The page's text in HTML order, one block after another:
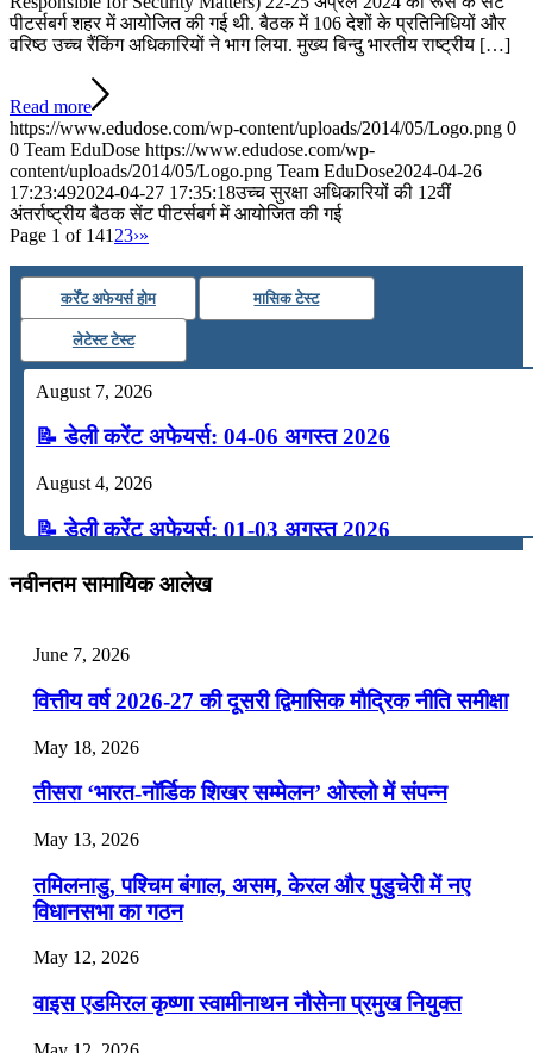
पीटर्सबर्ग शहर में आयोजित की गई थी. बैठक में 106 देशों के प्रतिनिधियों और
वरिष्ठ उच्च रैंकिंग अधिकारियों ने भाग लिया. मुख्य बिन्दु भारतीय राष्ट्रीय […]
Read more
https://www.edudose.com/wp-content/uploads/2014/05/Logo.png 0
0 Team EduDose https://www.edudose.com/wp-
content/uploads/2014/05/Logo.png Team EduDose2024-04-26
17:23:492024-04-27 17:35:18उच्च सुरक्षा अधिकारियों की 12वीं
अंतर्राष्ट्रीय बैठक सेंट पीटर्सबर्ग में आयोजित की गई
Page 1 of 141 23›»
कर्रेंट अफेयर्स होम मासिक टेस्ट
लेटेस्ट टेस्ट
August 7, 2026
📝 डेली करेंट अफेयर्स: 04-06 अगस्त 2026
August 4, 2026
📝 डेली करेंट अफेयर्स: 01-03 अगस्त 2026
July 31, 2026
July 28, 2026
📝 डेली करेंट अफेयर्स: 25-27 जुलाई 2026
July 25, 2026
📝 डेली करेंट अफेयर्स: 22-24 जुलाई 2026
July 22, 2026
📝 डेली करेंट अफेयर्स: 19-21 जुलाई 2026
📝 डेली करेंट अफेयर्स: 16-18 जुलाई 2026
नवीनतम सामायिक आलेख
June 7, 2026
वित्तीय वर्ष 2026-27 की दूसरी द्विमासिक मौद्रिक नीति समीक्षा
May 18, 2026
तीसरा ‘भारत-नॉर्डिक शिखर सम्मेलन’ ओस्लो में संपन्न
May 13, 2026
तमिलनाडु, पश्चिम बंगाल, असम, केरल और पुडुचेरी में नए
विधानसभा का गठन
May 12, 2026
वाइस एडमिरल कृष्णा स्वामीनाथन नौसेना प्रमुख नियुक्त